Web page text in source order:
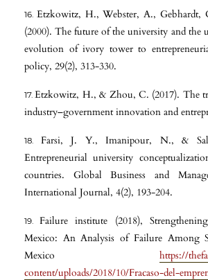
Etzkowitz, H., Webster, A.,
(2000). The future of the university and the
evolution of ivory tower to
policy, 29(2), 313-330.
Etzkowitz, H., & Zhou, C. (2017). The
industry–government innovation and
Farsi, J. Y., Imanipour, N., &
Entrepreneurial university
countries. Global Business and
International Journal, 4(2), 193-204.
Failure institute (2018),
Mexico: An Analysis of Failure Among
Mexico https://
content/uploads/2018/10/Fracaso-del-